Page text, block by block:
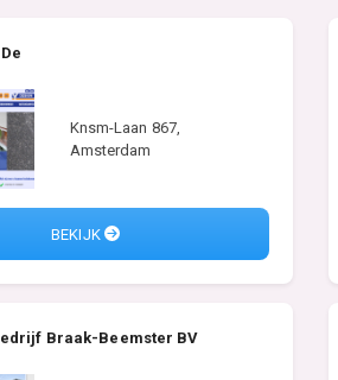
Knsm-Laan 867,
Amsterdam
BEKIJK
Braak-Beemster BV